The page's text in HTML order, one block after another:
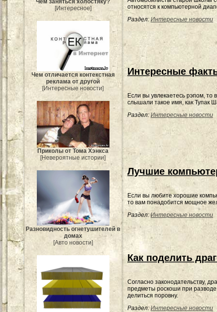
Чем заняться холостяку?
[Интересное]
Чем отличается контекстная
реклама от другой
[Интересные новости]
Приколы от Тома Хэнкса
[Невероятные истории]
Разновидность огнетушителей в
домах
[Авто новости]
относятся к компьютерной
Раздел: Интересные новости
Интересные
Если вы увлекаетесь рэпом, то
слышали такое имя, как Тупак
Раздел: Интересные новости
Лучшие
Если вы любите хорошие
то вам понадобится мощное
Раздел: Интересные новости
Как поделить
Согласно законодательству,
предметы роскоши при
делиться поровну.
Раздел: Интересные новости